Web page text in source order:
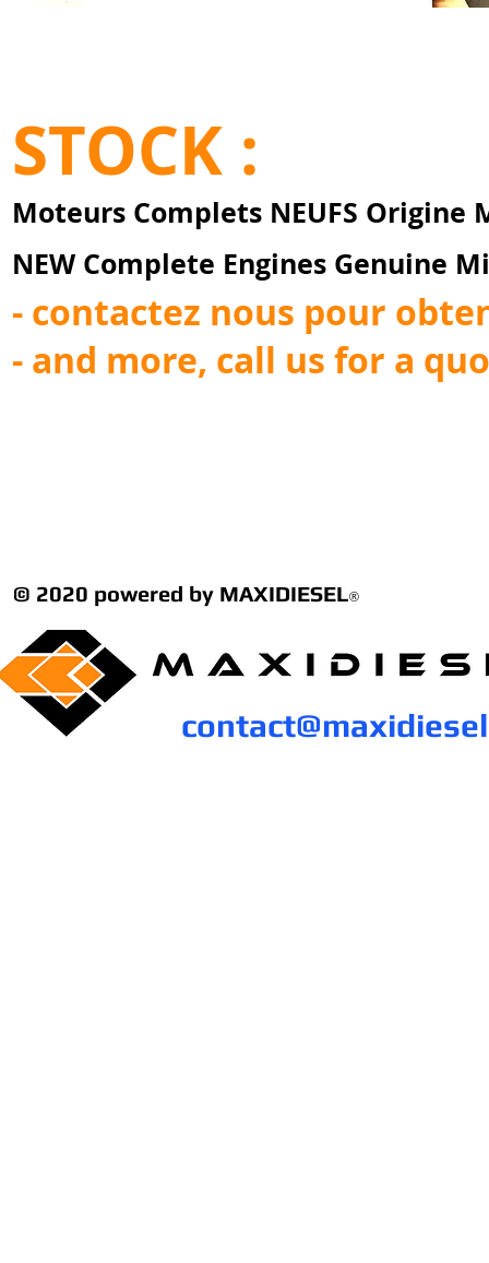
STOCK :
Moteurs Complets NEUFS Origine
NEW Complete Engines Genuine
- contactez nous pour
- and more, call us for a
© 2020 powered by MAXIDIESEL®